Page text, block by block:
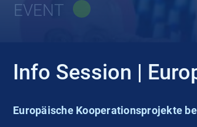
EVENT
Info Session |
Europäische Kooperationsprojekte